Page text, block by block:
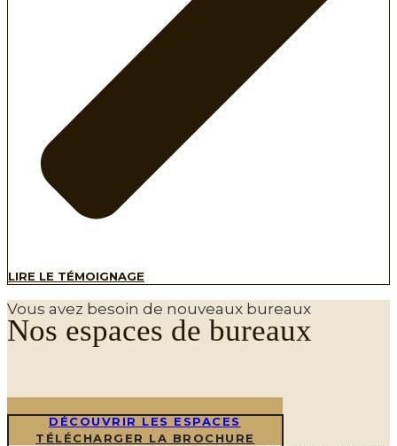
LIRE LE TÉMOIGNAGE
Vous avez besoin de nouveaux bureaux
Nos espaces de bureaux
DÉCOUVRIR LES ESPACES
TÉLÉCHARGER LA BROCHURE